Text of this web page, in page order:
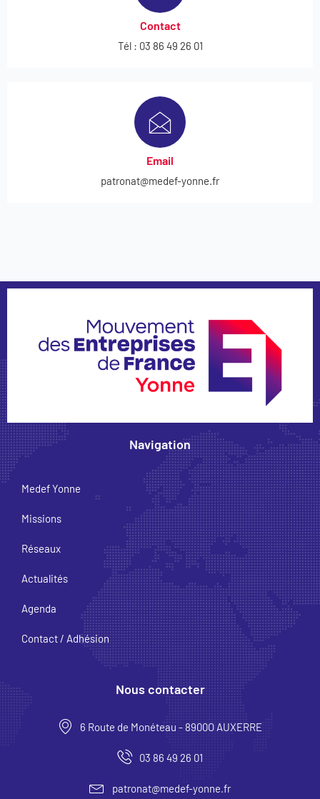
Contact
Tél : 03 86 49 26 01
Email
patronat@medef-yonne.fr
Navigation
Medef Yonne
Missions
Réseaux
Actualités
Agenda
Contact / Adhésion
Nous contacter
6 Route de Monéteau - 8900O AUXERRE
03 86 49 26 01
patronat@medef-yonne.fr